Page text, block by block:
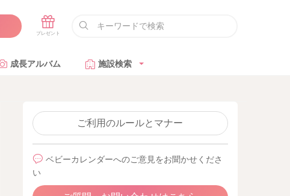
成長アルバム 施設検索
ご利用のルールとマナー
ベビーカレンダーへのご意見をお聞かせくださ
い